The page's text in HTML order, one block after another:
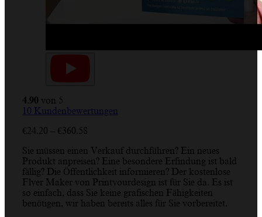
4.90 von 5
10 Kundenbewertungen
€24.20 – €360.58
bis
€360.58
Sie müssen einen Verkauf durchführen? Ein neues
Produkt anpreisen? Eine besondere Erfindung ist bald
fällig? Die Öffentlichkeit informieren? Der kostenlose
Flyer Maker von Printyourdesign ist für Sie da. Es ist
so einfach, dass Sie keine grafischen Fähigkeiten
benötigen, wir haben bereits alles für Sie vorbereitet.